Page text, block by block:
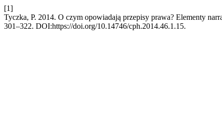
[1]
Tyczka, P. 2014. O czym opowiadają przepisy prawa? Elementy
301–322. DOI:https://doi.org/10.14746/cph.2014.46.1.15.